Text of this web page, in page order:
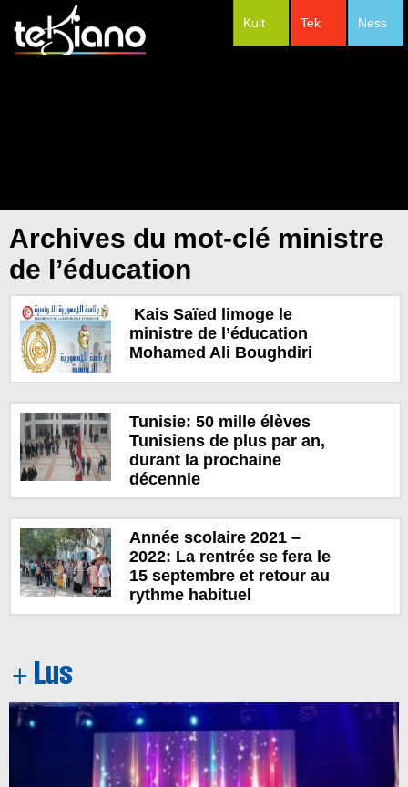
Ness
Tek
Kult
Archives du mot-clé ministre
de l’éducation
Kais Saïed limoge le
ministre de l’éducation
Mohamed Ali Boughdiri
Tunisie: 50 mille élèves
Tunisiens de plus par an,
durant la prochaine
décennie
Année scolaire 2021 –
2022: La rentrée se fera le
15 septembre et retour au
rythme habituel